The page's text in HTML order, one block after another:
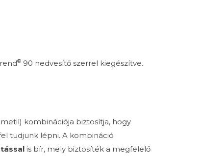
®90 nedvesítő szerrel kiegészítve.
kombinációja biztosítja, hogy
tudjunk lépni. A kombináció
is bír, mely biztosíték a megfelelő